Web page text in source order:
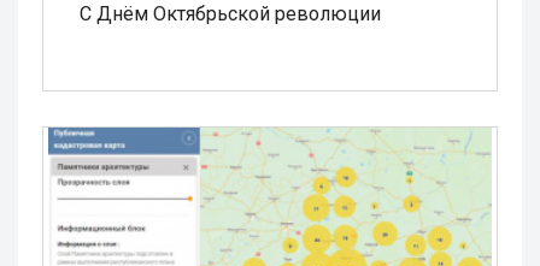
С Днём Октябрьской революции